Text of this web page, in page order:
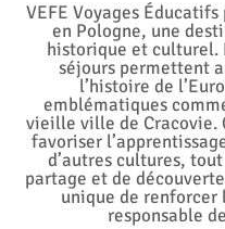
VEFE Voyages
en Pologne, une
historique et culturel.
séjours permettent
l’histoire de
emblématiques
vieille ville de Cracovie.
favoriser
d’autres cultures,
partage et de
unique de
responsable